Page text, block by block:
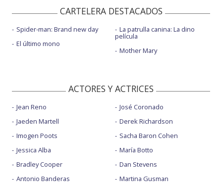
CARTELERA DESTACADOS
Spider-man: Brand new day
El último mono
La patrulla canina: La dino
película
Mother Mary
ACTORES Y ACTRICES
Jean Reno
Jaeden Martell
Imogen Poots
Jessica Alba
Bradley Cooper
Antonio Banderas
José Coronado
Derek Richardson
Sacha Baron Cohen
María Botto
Dan Stevens
Martina Gusman